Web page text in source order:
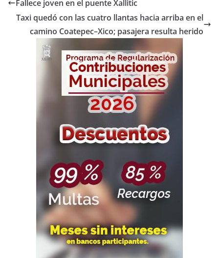
Fallece joven en el puente Xallitic
Taxi quedó con las cuatro llantas hacia arriba en el
camino Coatepec–Xico; pasajera resulta herido